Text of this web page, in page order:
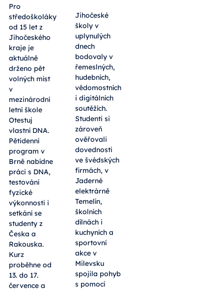
Pro
středoškoláky
od 15 let z
Jihočeského
kraje je
aktuálně
drženo pět
volných míst
v
mezinárodní
letní škole
Otestuj
vlastní DNA.
Pětidenní
program v
Brně nabídne
práci s DNA,
testování
fyzické
výkonnosti i
setkání se
studenty z
Česka a
Rakouska.
Kurz
proběhne od
13. do 17.
července a
Jihočeské
školy v
uplynulých
dnech
bodovaly v
řemeslných,
hudebních,
vědomostních
i digitálních
soutěžích.
Studenti si
zároveň
ověřovali
dovednosti
ve švédských
firmách, v
Jaderné
elektrárně
Temelín,
školních
dílnách i
kuchyních a
sportovní
akce v
Milevsku
spojila pohyb
s pomocí